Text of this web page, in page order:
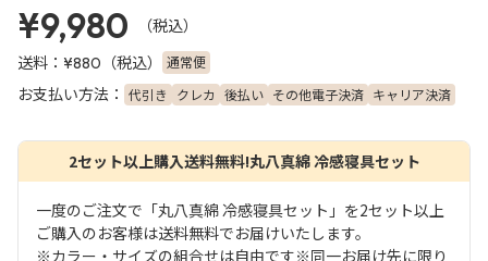
¥9,980
（税込）
送料： ¥880 （税込） 通常便
お支払い方法： 代引き クレカ 後払い その他電子決済 キャリア決済
2セット以上購入送料無料!丸八真綿 冷感寝具セット
一度のご注文で「丸八真綿 冷感寝具セット」を2セット以上
ご購入のお客様は送料無料でお届けいたします。
※カラー・サイズの組合せは自由です※同一お届け先に限り